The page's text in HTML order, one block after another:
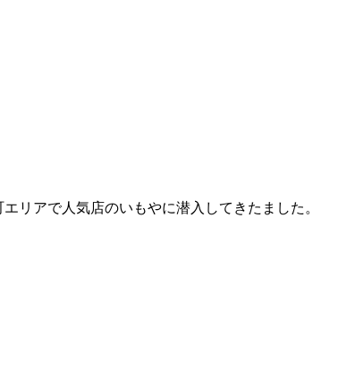
リアで人気店のいもやに潜入してきたました。